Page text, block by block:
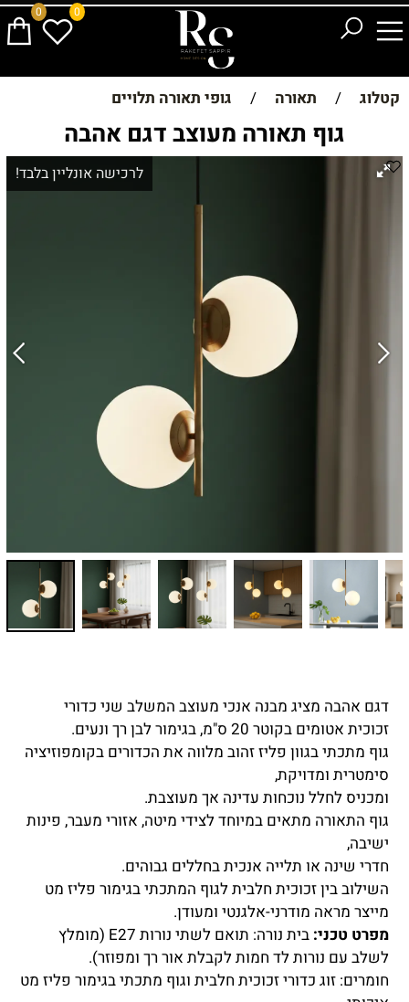
0 0
קטלוג / תאורה / גופי תאורה תלויים
גוף תאורה מעוצב דגם אהבה
לרכישה אונליין בלבד!
דגם אהבה מציג מבנה אנכי מעוצב המשלב שני כדורי
זכוכית אטומים בקוטר 20 ס"מ, בגימור לבן רך ונעים.
גוף מתכתי בגוון פליז זהוב מלווה את הכדורים בקומפוזיציה
סימטרית ומדויקת,
ומכניס לחלל נוכחות עדינה אך מעוצבת.
גוף התאורה מתאים במיוחד לצידי מיטה, אזורי מעבר, פינות
ישיבה,
חדרי שינה או תלייה אנכית בחללים גבוהים.
השילוב בין זכוכית חלבית לגוף המתכתי בגימור פליז מט
מייצר מראה מודרני-אלגנטי ומעודן.
מפרט טכני:
בית נורה: תואם לשתי נורות E27 (מומלץ
לשלב עם נורות לד חמות לקבלת אור רך ומפוזר).
חומרים: זוג כדורי זכוכית חלבית וגוף מתכתי בגימור פליז מט